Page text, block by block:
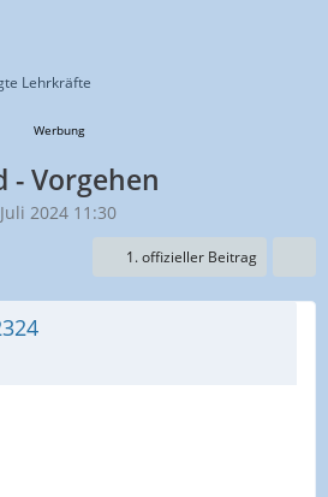
Lehrkräfte
Werbung
- Vorgehen
2024 11:30
1. offizieller Beitrag